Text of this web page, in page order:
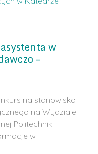
w
–
na stanowisko
na Wydziale
Politechniki
w